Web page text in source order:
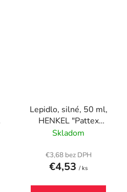
Lepidlo, silné, 50 ml,
HENKEL "Pattex
Palmatex”
Skladom
€3,68 bez DPH
€4,53 / ks